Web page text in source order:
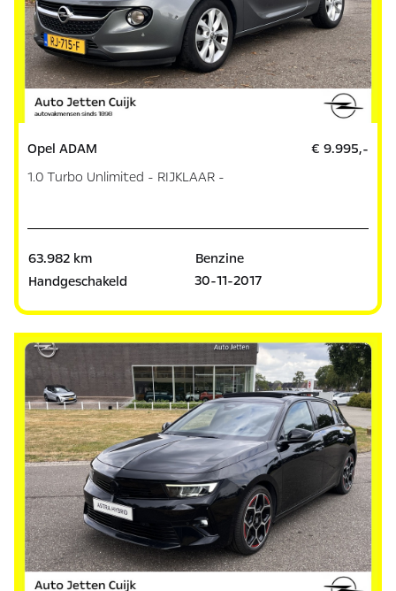
Opel ADAM
1.0 Turbo Unlimited - RIJKLAAR -
€ 9.995,-
63.982 km
Benzine
Handgeschakeld
30-11-2017